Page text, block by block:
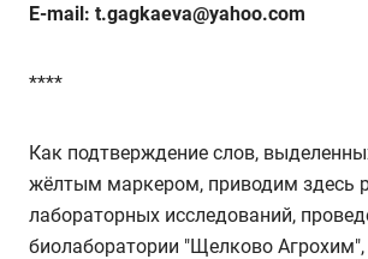
E-mail: t.gagkaeva@yahoo.com
****
Как подтверждение слов,
жёлтым маркером, приводим здесь
лабораторных исследований,
биолаборатории "Щелково Агрохим",